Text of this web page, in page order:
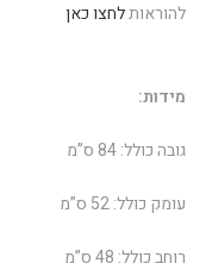
להוראותלחצו כאן
מידות:
גובה כולל: 84 ס”מ
עומק כולל: 52 ס”מ
רוחב כולל: 48 ס”מ